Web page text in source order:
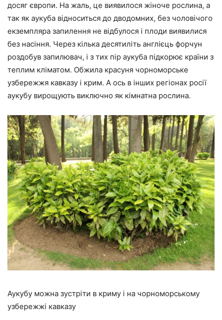
досяг європи. На жаль, це виявилося жіноче рослина, а
так як аукуба відноситься до дводомних, без чоловічого
екземпляра запилення не відбулося і плоди виявилися
без насіння. Через кілька десятиліть англієць форчун
роздобув запилювач, і з тих пір аукуба підкорює країни з
теплим кліматом. Обжила красуня чорноморське
узбережжя кавказу і крим. А ось в інших регіонах росії
аукубу вирощують виключно як кімнатна рослина.
Аукубу можна зустріти в криму і на чорноморському
узбережжі кавказу